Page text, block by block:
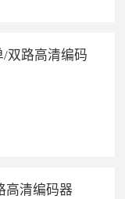
/双路高清编码
高清编码器